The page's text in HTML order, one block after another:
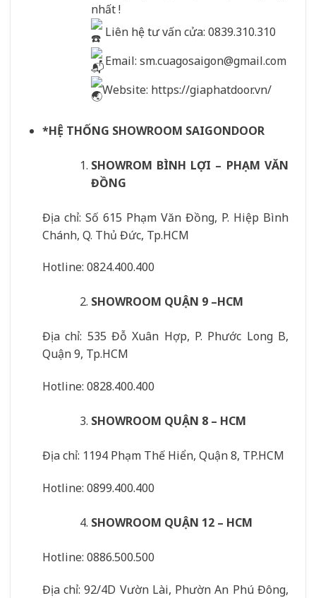
nhất !
Liên hệ tư vấn cửa: 0839.310.310
Email: sm.cuagosaigon@gmail.com
Website: https://giaphatdoor.vn/
*HỆ THỐNG SHOWROOM SAIGONDOOR
SHOWROM BÌNH LỢI – PHẠM VĂN
ĐỒNG
Địa chỉ: Số 615 Phạm Văn Đồng, P. Hiệp Bình
Chánh, Q. Thủ Đức, Tp.HCM
Hotline: 0824.400.400
SHOWROOM QUẬN 9 –HCM
Địa chỉ: 535 Đỗ Xuân Hợp, P. Phước Long B,
Quận 9, Tp.HCM
Hotline: 0828.400.400
SHOWROOM QUẬN 8 – HCM
Địa chỉ: 1194 Phạm Thế Hiển, Quận 8, TP.HCM
Hotline: 0899.400.400
SHOWROOM QUẬN 12 – HCM
Hotline: 0886.500.500
Địa chỉ: 92/4D Vườn Lài, Phườn An Phú Đông,